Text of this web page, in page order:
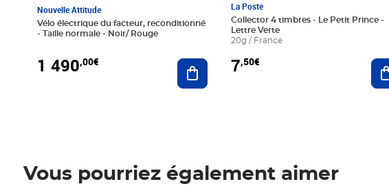
Nouvelle Attitude
Vélo électrique du facteur, reconditionné
- Taille normale - Noir/ Rouge
1 490,00€ Ajouter au panier
La Poste
Collector 4 timbres - Le Petit Prince -
Lettre Verte
20g / France
7,50€
Vous pourriez également aimer